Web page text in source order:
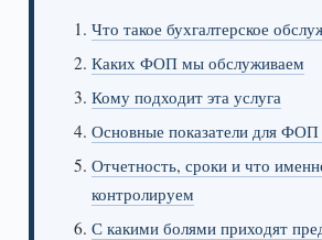
Что такое бухгалтерское
Каких ФОП мы обслуживаем
Кому подходит эта услуга
Основные показатели для ФОП
Отчетность, сроки и что
контролируем
С какими болями приходят